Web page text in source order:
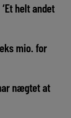
helt andet
mio. for
nægtet at